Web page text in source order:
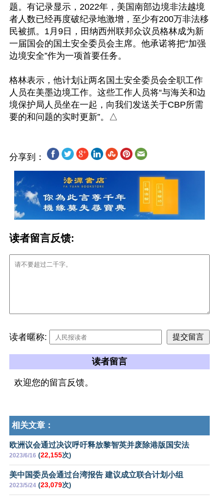
题。有记录显示，2022年，美国南部边境非法越境
者人数已经再度破纪录地激增，至少有200万非法移
民被抓。1月9日，田纳西州联邦众议员格林成为新
一届国会的国土安全委员会主席。他承诺将把“加强
边境安全”作为一项首要任务。
格林表示，他计划让两名国土安全委员会全职工作
人员在美墨边境工作。这些工作人员将“与海关和边
境保护局人员坐在一起，向我们发送关于CBP所需
分享到：
读者留言反馈:
读者暱称:
读者留言
欢迎您的留言反馈。
相关文章：
欧洲议会通过决议呼吁释放黎智英并废除港版国安法
2023/6/16 (22,155次)
美中国委员会通过台湾报告 建议成立联合计划小组
2023/5/24 (23,079次)